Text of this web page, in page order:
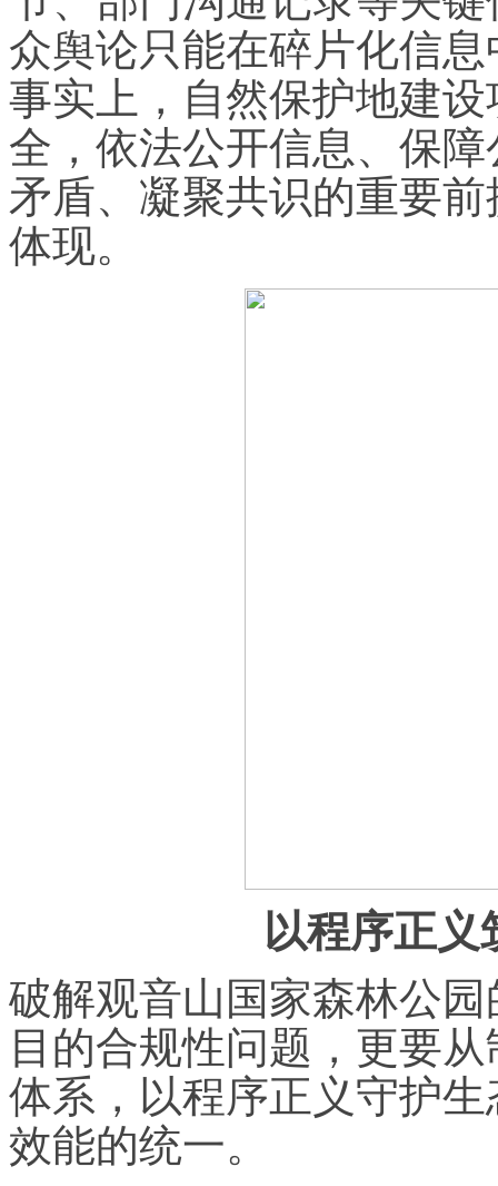
众舆论只能在碎片化信
事实上，自然保护地建
全，依法公开信息、保
矛盾、凝聚共识的重要
体现。
以程序正义
破解观音山国家森林公
目的合规性问题，更要
体系，以程序正义守护
效能的统一。